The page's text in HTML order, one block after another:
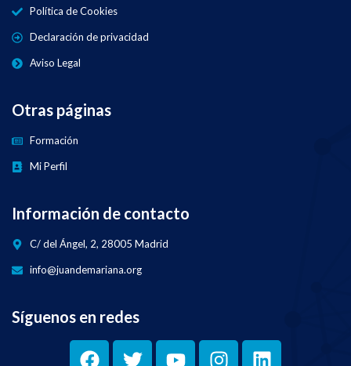
Política de Cookies
Declaración de privacidad
Aviso Legal
Otras páginas
Formación
Mi Perfil
Información de contacto
C/ del Ángel, 2, 28005 Madrid
info@juandemariana.org
Síguenos en redes